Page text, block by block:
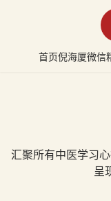
首页倪海厦微信
汇聚所有中医学习
呈